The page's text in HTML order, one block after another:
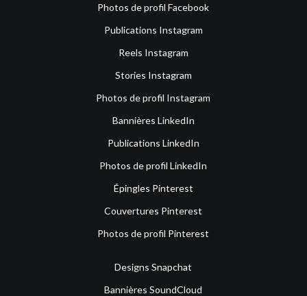
Photos de profil Facebook
Publications Instagram
Reels Instagram
Stories Instagram
Photos de profil Instagram
Bannières LinkedIn
Publications LinkedIn
Photos de profil LinkedIn
Épingles Pinterest
Couvertures Pinterest
Photos de profil Pinterest
Designs Snapchat
Bannières SoundCloud